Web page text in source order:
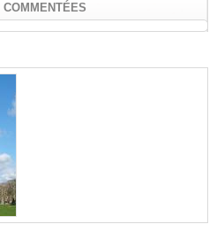
COMMENTÉES